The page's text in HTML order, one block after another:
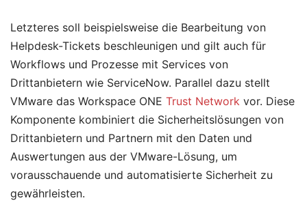
Letzteres soll beispielsweise die Bearbeitung von
Helpdesk-Tickets beschleunigen und gilt auch für
Workflows und Prozesse mit Services von
Drittanbietern wie ServiceNow. Parallel dazu stellt
VMware das Workspace ONE Trust Network vor. Diese
Komponente kombiniert die Sicherheitslösungen von
Drittanbietern und Partnern mit den Daten und
Auswertungen aus der VMware-Lösung, um
vorausschauende und automatisierte Sicherheit zu
gewährleisten.